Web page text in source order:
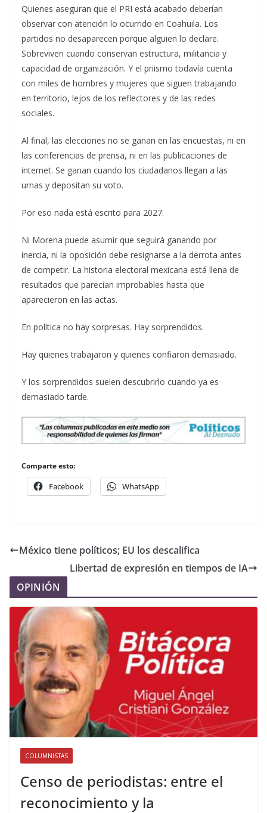
Quienes aseguran que el PRI está acabado deberían
observar con atención lo ocurrido en Coahuila. Los
partidos no desaparecen porque alguien lo declare.
Sobreviven cuando conservan estructura, militancia y
capacidad de organización. Y el priismo todavía cuenta
con miles de hombres y mujeres que siguen trabajando
en territorio, lejos de los reflectores y de las redes
sociales.
Al final, las elecciones no se ganan en las encuestas, ni en
las conferencias de prensa, ni en las publicaciones de
internet. Se ganan cuando los ciudadanos llegan a las
urnas y depositan su voto.
Por eso nada está escrito para 2027.
Ni Morena puede asumir que seguirá ganando por
inercia, ni la oposición debe resignarse a la derrota antes
de competir. La historia electoral mexicana está llena de
resultados que parecían improbables hasta que
aparecieron en las actas.
En política no hay sorpresas. Hay sorprendidos.
Hay quienes trabajaron y quienes confiaron demasiado.
Y los sorprendidos suelen descubrirlo cuando ya es
demasiado tarde.
Comparte esto:
Facebook WhatsApp
México tiene políticos; EU los descalifica
Libertad de expresión en tiempos de IA
OPINIÓN
COLUMNISTAS
Censo de periodistas: entre el
reconocimiento y la